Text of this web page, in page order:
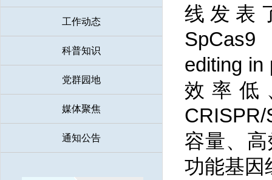
工作动态
科普知识
党群园地
媒体聚焦
通知公告
线发表
SpCas9
editing
效率低
容量、
功能基因